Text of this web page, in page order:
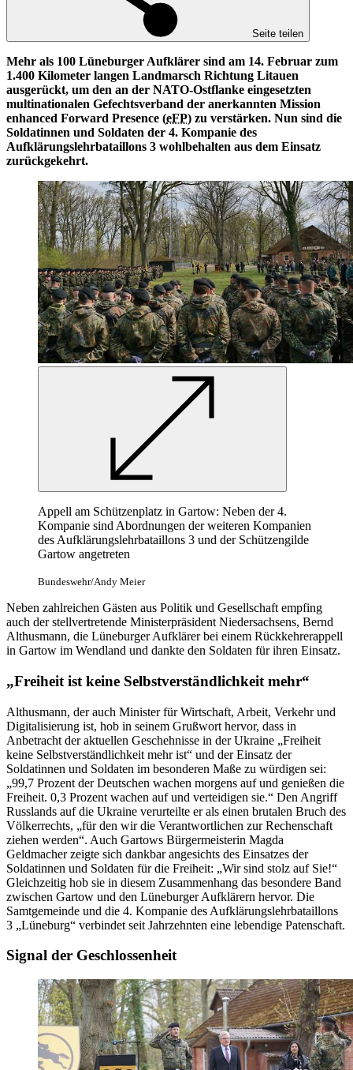
Seite teilen
Mehr als 100 Lüneburger Aufklärer sind am 14. Februar zum
1.400 Kilometer langen Landmarsch Richtung Litauen
ausgerückt, um den an der NATO-Ostflanke eingesetzten
multinationalen Gefechtsverband der anerkannten Mission
enhanced Forward Presence (eFP) zu verstärken. Nun sind die
Soldatinnen und Soldaten der 4. Kompanie des
Aufklärungslehrbataillons 3 wohlbehalten aus dem Einsatz
zurückgekehrt.
Appell am Schützenplatz in Gartow: Neben der 4.
Kompanie sind Abordnungen der weiteren Kompanien
des Aufklärungslehrbataillons 3 und der Schützengilde
Gartow angetreten
Bundeswehr/Andy Meier
Neben zahlreichen Gästen aus Politik und Gesellschaft empfing
auch der stellvertretende Ministerpräsident Niedersachsens, Bernd
Althusmann, die Lüneburger Aufklärer bei einem Rückkehrerappell
in Gartow im Wendland und dankte den Soldaten für ihren Einsatz.
„Freiheit ist keine Selbstverständlichkeit mehr“
Althusmann, der auch Minister für Wirtschaft, Arbeit, Verkehr und
Digitalisierung ist, hob in seinem Grußwort hervor, dass in
Anbetracht der aktuellen Geschehnisse in der Ukraine „Freiheit
keine Selbstverständlichkeit mehr ist“ und der Einsatz der
Soldatinnen und Soldaten im besonderen Maße zu würdigen sei:
„99,7 Prozent der Deutschen wachen morgens auf und genießen die
Freiheit. 0,3 Prozent wachen auf und verteidigen sie.“ Den Angriff
Russlands auf die Ukraine verurteilte er als einen brutalen Bruch des
Völkerrechts, „für den wir die Verantwortlichen zur Rechenschaft
ziehen werden“. Auch Gartows Bürgermeisterin Magda
Geldmacher zeigte sich dankbar angesichts des Einsatzes der
Soldatinnen und Soldaten für die Freiheit: „Wir sind stolz auf Sie!“
Gleichzeitig hob sie in diesem Zusammenhang das besondere Band
zwischen Gartow und den Lüneburger Aufklärern hervor. Die
Samtgemeinde und die 4. Kompanie des Aufklärungslehrbataillons
3 „Lüneburg“ verbindet seit Jahrzehnten eine lebendige Patenschaft.
Signal der Geschlossenheit